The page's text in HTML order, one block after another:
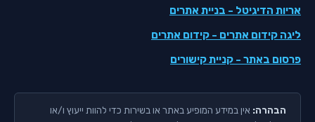
אריות הדיגיטל - בניית אתרים
ליגה קידום אתרים - קידום אתרים
פרסום באתר - קניית קישורים
הבהרה: אין במידע המופיע באתר או בשירות כדי להוות ייעוץ ו/או